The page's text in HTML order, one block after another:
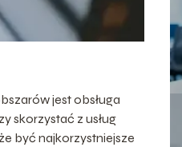
jest obsługa
skorzystać z usług
być najkorzystniejsze